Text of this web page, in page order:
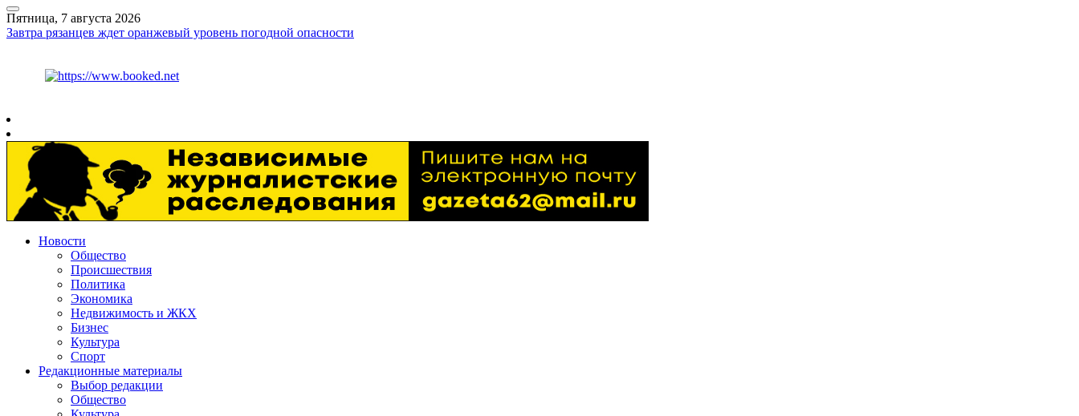
Пятница, 7 августа 2026
Завтра рязанцев ждет оранжевый уровень погодной опасности
Новости
Общество
Происшествия
Политика
Экономика
Недвижимость и ЖКХ
Бизнес
Культура
Спорт
Редакционные материалы
Выбор редакции
Общество